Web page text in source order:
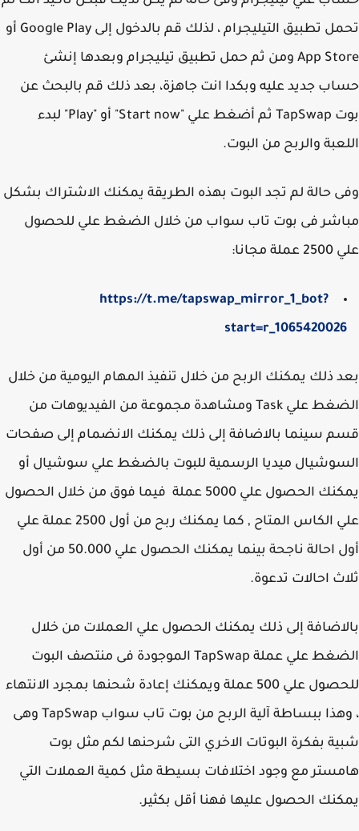
تحمل تطبيق التيليجرام ، لذلك قم بالدخول إلى Google Play أو
App Store ومن ثم حمل تطبيق تيليجرام وبعدها إنشئ
جديد عليه وبكدا انت جاهزة، بعد ذلك قم بالبحث عن
بوت TapSwap ثم أضغط علي "Start now" أو "Play" لبدء
والربح من البوت.
حالة لم تجد البوت بهذه الطريقة يمكنك الاشتراك بشكل
فى بوت تاب سواب من خلال الضغط علي للحصول
مجانا:
https://t.me/tapswap_mirror_1_bot?
ذلك يمكنك الربح من خلال تنفيذ المهام اليومية من خلال
الضغط علي Task ومشاهدة مجموعة من الفيديوهات من
سينما بالاضافة إلى ذلك يمكنك الانضمام إلى صفحات
ميديا الرسمية للبوت بالضغط علي سوشيال أو
يمكنك الحصول علي 5000 عملة فيما فوق من خلال الحصول
علي الكاس المتاح , كما يمكنك ربح من أول 2500 عملة علي
أول احالة ناجحة بينما يمكنك الحصول علي 50.000 من أول
احالات تدعوة.
إلى ذلك يمكنك الحصول علي العملات من خلال
الضغط علي عملة TapSwap الموجودة فى منتصف البوت
للحصول علي 500 عملة ويمكنك إعادة شحنها بمجرد الانتهاء
، وهذا ببساطة آلية الربح من بوت تاب سواب TapSwap وهى
بفكرة البوتات الاخري التى شرحنها لكم مثل بوت
مع وجود اختلافات بسيطة مثل كمية العملات التي
الحصول عليها فهنا أقل بكثير.